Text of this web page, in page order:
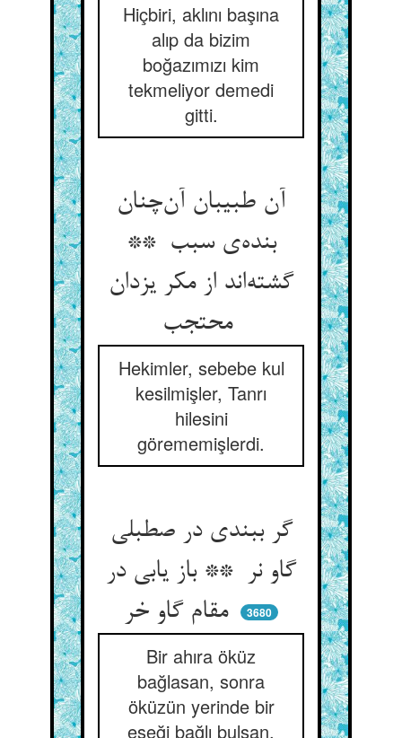
Hiçbiri, aklını başına
alıp da bizim
boğazımızı kim
tekmeliyor demedi
gitti.
آن طبیبان آن‌چنان
بنده‌ی سبب **
گشته‌اند از مکر یزدان
محتجب
Hekimler, sebebe kul
kesilmişler, Tanrı
hilesini
görememişlerdi.
گر ببندی در صطبلی
گاو نر ** باز یابی در
مقام گاو خر
3680
Bir ahıra öküz
bağlasan, sonra
öküzün yerinde bir
eşeği bağlı bulsan,